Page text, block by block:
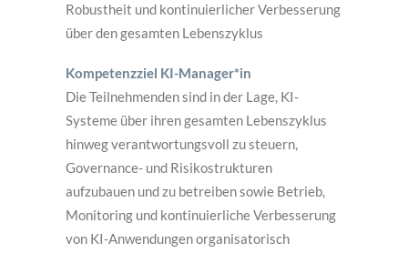
Robustheit und kontinuierlicher Verbesserung
über den gesamten Lebenszyklus
Kompetenzziel KI-Manager*in
Die Teilnehmenden sind in der Lage, KI-
Systeme über ihren gesamten Lebenszyklus
hinweg verantwortungsvoll zu steuern,
Governance- und Risikostrukturen
aufzubauen und zu betreiben sowie Betrieb,
Monitoring und kontinuierliche Verbesserung
von KI-Anwendungen organisatorisch